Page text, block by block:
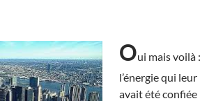
Oui mais voilà :
l’énergie qui leur
avait été confiée